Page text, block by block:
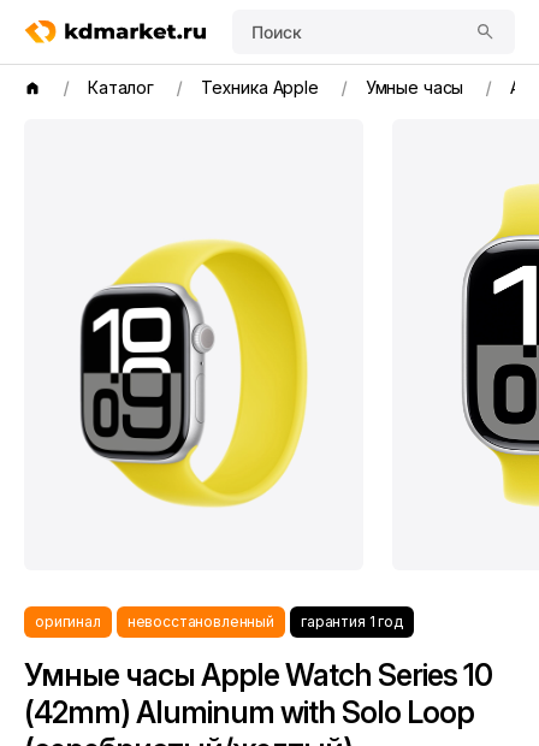
Поиск
Каталог Техника Apple Умные часы
оригинал невосстановленный гарантия 1 год
Умные часы Apple Watch Series 10
(42mm) Aluminum with Solo Loop